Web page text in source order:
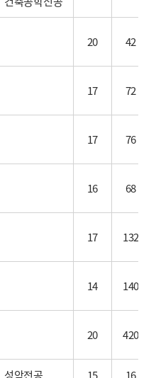
20 42
17 72
17 76
16 68
17 132
14 140
20 420
성악전공 15 16